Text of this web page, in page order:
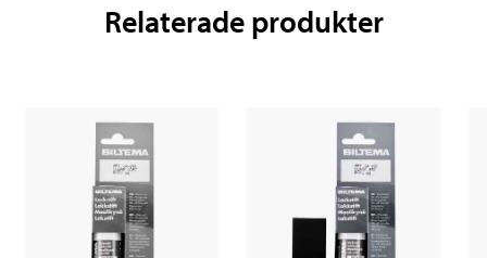
Relaterade produkter